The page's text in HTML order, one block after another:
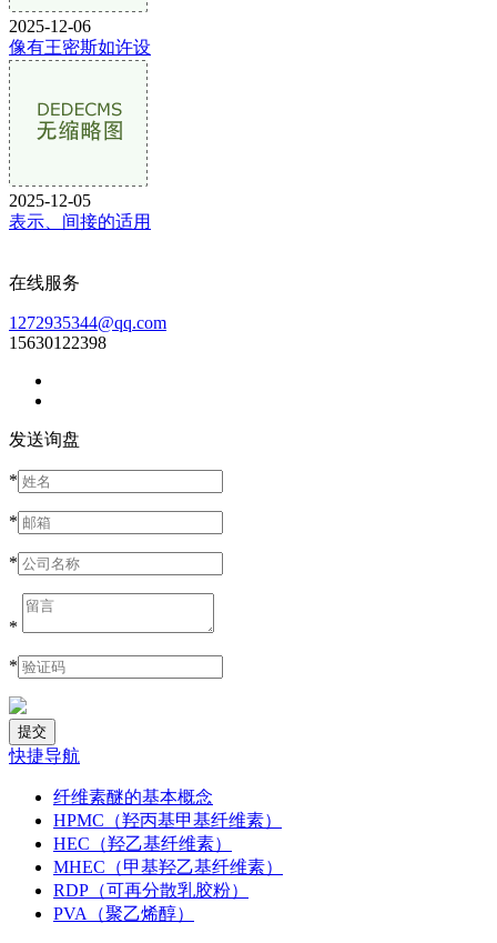
2025-12-06
像有王密斯如许设
2025-12-05
表示、间接的适用
在线服务
1272935344@qq.com
15630122398
发送询盘
*
*
*
*
*
快捷导航
纤维素醚的基本概念
HPMC（羟丙基甲基纤维素）
HEC（羟乙基纤维素）
MHEC（甲基羟乙基纤维素）
RDP（可再分散乳胶粉）
PVA（聚乙烯醇）